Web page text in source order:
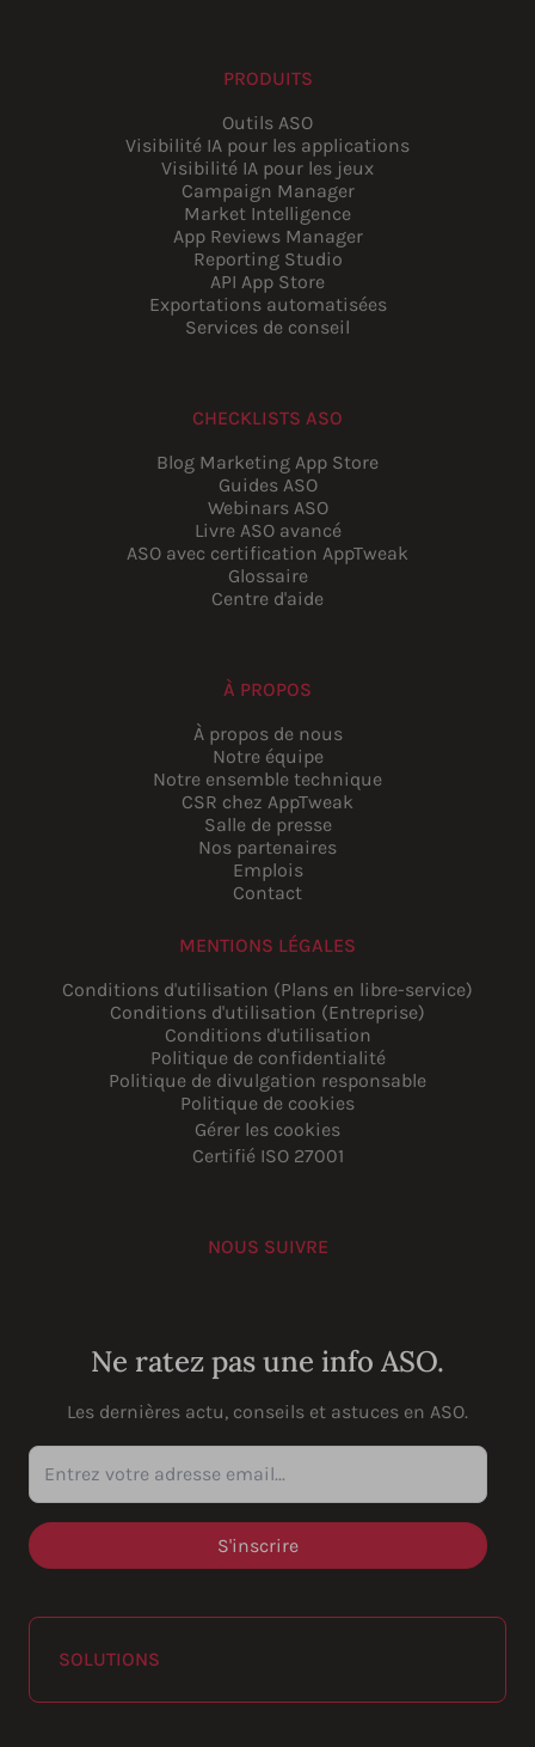
PRODUITS
Outils ASO
Visibilité IA pour les applications
Visibilité IA pour les jeux
Campaign Manager
Market Intelligence
App Reviews Manager
Reporting Studio
API App Store
Exportations automatisées
Services de conseil
CHECKLISTS ASO
Blog Marketing App Store
Guides ASO
Webinars ASO
Livre ASO avancé
ASO avec certification AppTweak
Glossaire
Centre d'aide
À PROPOS
À propos de nous
Notre équipe
Notre ensemble technique
CSR chez AppTweak
Salle de presse
Nos partenaires
Emplois
Contact
MENTIONS LÉGALES
Conditions d'utilisation (Plans en libre-service)
Conditions d'utilisation (Entreprise)
Conditions d'utilisation
Politique de confidentialité
Politique de divulgation responsable
Politique de cookies
Gérer les cookies
Certifié ISO 27001
NOUS SUIVRE
Ne ratez pas une info ASO.
Les dernières actu, conseils et astuces en ASO.
Entrez votre adresse email...
SOLUTIONS